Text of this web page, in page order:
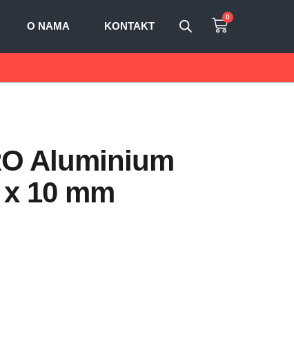
O NAMA KONTAKT
0
Aluminium
10 mm